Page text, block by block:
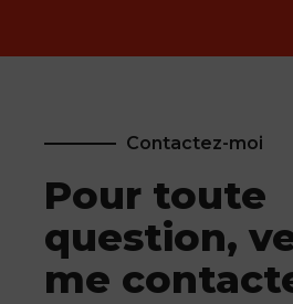
Contactez-moi
Pour toute
question,
me